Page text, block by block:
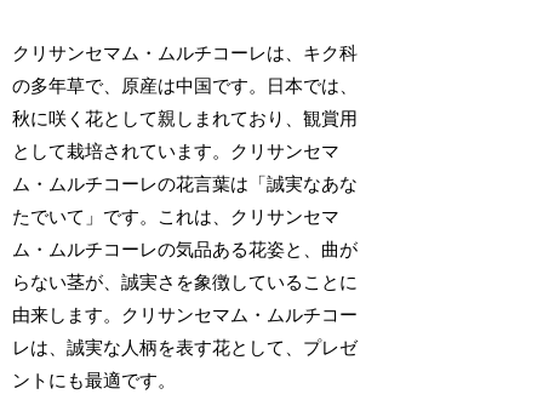
クリサンセマム・ムルチコーレは、キク科
の多年草で、原産は中国です。日本では、
秋に咲く花として親しまれており、観賞用
として栽培されています。クリサンセマ
ム・ムルチコーレの花言葉は「誠実なあな
たでいて」です。これは、クリサンセマ
ム・ムルチコーレの気品ある花姿と、曲が
らない茎が、誠実さを象徴していることに
由来します。クリサンセマム・ムルチコー
レは、誠実な人柄を表す花として、プレゼ
ントにも最適です。